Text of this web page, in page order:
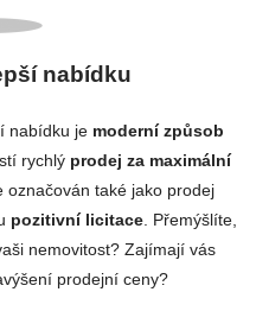
nabídku
nabídku je moderní způsob
rychlýprodej za maximální
označován také jako prodej
pozitivní licitace. Přemýšlíte,
nemovitost? Zajímají vás
prodejní ceny?